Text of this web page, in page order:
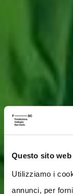
Questo sito
Utilizziamo i
annunci, per